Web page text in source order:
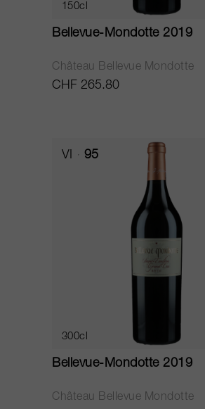
150cl
Bellevue-Mondotte 2019
Château Bellevue Mondotte
CHF 265.80
VI 95
300cl
Bellevue-Mondotte 2019
Château Bellevue Mondotte